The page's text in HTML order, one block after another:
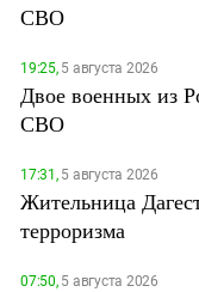
СВО
19:25,5 августа 2026
Двое военных из
СВО
17:31,5 августа 2026
Жительница
терроризма
07:50,5 августа 2026